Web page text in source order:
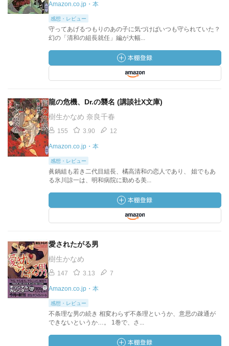
Amazon.co.jp・本
感想・レビュー
守ってあげるつもりのあの子に気づけばいつも守られていた？
幻の「清和の組長就任」編が大幅...
龍の危機、Dr.の襲名 (講談社X文庫)
樹生かなめ 奈良千春
155 3.90 12
Amazon.co.jp・本
感想・レビュー
眞鍋組も若き二代目組長、橘高清和の恋人であり、 姐でもあ
る氷川諒一は、明和病院に勤める美...
愛されたがる男
樹生かなめ
147 3.13 7
Amazon.co.jp・本
感想・レビュー
不条理な男の続き 相変わらず不条理というか、意思の疎通が
できないというか…。 1巻で、さ...